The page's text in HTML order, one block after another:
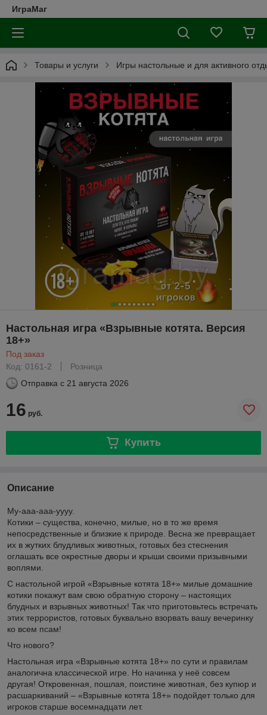
ИграМаг
Товары и услуги Игры настольные и для активного
Настольная игра «Взрывные котята. Версия
18+»
Под заказ
Код: 0161-2
Розница
Отправка с 21 августа 2026
16 руб.
Купить
Описание
Му-ааа-ааа-уууу.
Котики – существа, конечно, милые, но в то же время
непосредственные и близкие к природе. Весна же превращает
их в жутких блудливых животных, готовых без стеснения
оглашать все окрестные дворы и крыши своими призывными
воплями.
С настольной игрой «Взрывные котята 18+» милые домашние
котики покажут вам свою обратную сторону – настоящих
блудных и взрывных животных! Так что приготовьтесь встречать
этих террористов, готовых буквально взорвать вашу вечеринку
ко всем псам!
Что нового?
Настольная игра «Взрывные котята 18+» по сути и правилам
аналогична классической игре. Но начинка у неё совсем
другая! Откровенная, пошлая, поистине животная, без купюр и
расшаркиваний – «Взрывные котята 18+» подойдет только для
игроков старше восемнадцати лет.